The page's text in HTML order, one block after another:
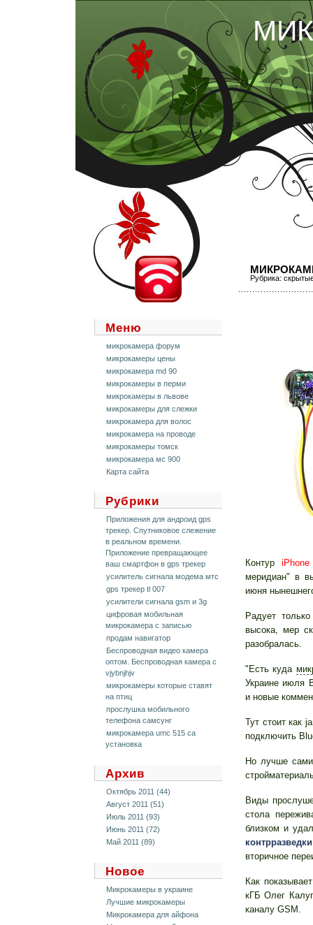
Меню
микрокамера форум
микрокамеры цены
микрокамера md 90
микрокамеры в перми
микрокамеры в львове
микрокамеры для слежки
микрокамера для волос
микрокамера на проводе
микрокамеры томск
микрокамера мс 900
Карта сайта
Рубрики
Приложения для андроид gps
трекер. Спутниковое слежение
в реальном времени.
Приложение превращающее
ваш смартфон в gps трекер
усилитель сигнала модема мтс
gps трекер tl 007
усилители сигнала gsm и 3g
цифровая мобильная
микрокамера с записью
продам навигатор
Беспроводная видео камера
оптом. Беспроводная камера c
vjybnjhjv
микрокамеры которые ставят
на птиц
прослушка мобильного
телефона самсунг
микрокамера umc 515 ca
установка
Архив
Октябрь 2011 (44)
Август 2011 (51)
Июль 2011 (93)
Июнь 2011 (72)
Май 2011 (89)
Новое
Микрокамеры в украине
Лучшие микрокамеры
Микрокамера для айфона
Рубрика:
Контур iPhone
меридиан" в
июня
Радует
высока, мер
разобралась.
"Есть куда
Украине июля
и новые
Тут стоит как
подключить
Но лучше сами
Виды
стола
близком и
контрразведки
вторичное
Как
кГБ Олег
каналу GSM.